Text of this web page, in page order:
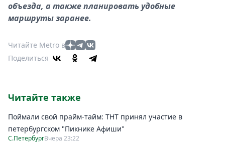
объезда, а также планировать удобные
маршруты заранее.
Читайте Metro в
Поделиться
Читайте также
Поймали свой прайм-тайм: ТНТ принял участие в
петербургском "Пикнике Афиши"
С.ПетербургВчера 23:22